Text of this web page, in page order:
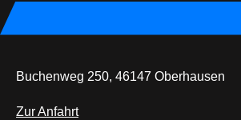
Buchenweg 250, 46147 Oberhausen
Zur Anfahrt